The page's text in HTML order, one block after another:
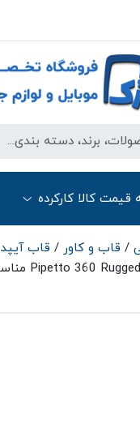
کالا کارکرده
/ قاب و کاور / قاب آیپد